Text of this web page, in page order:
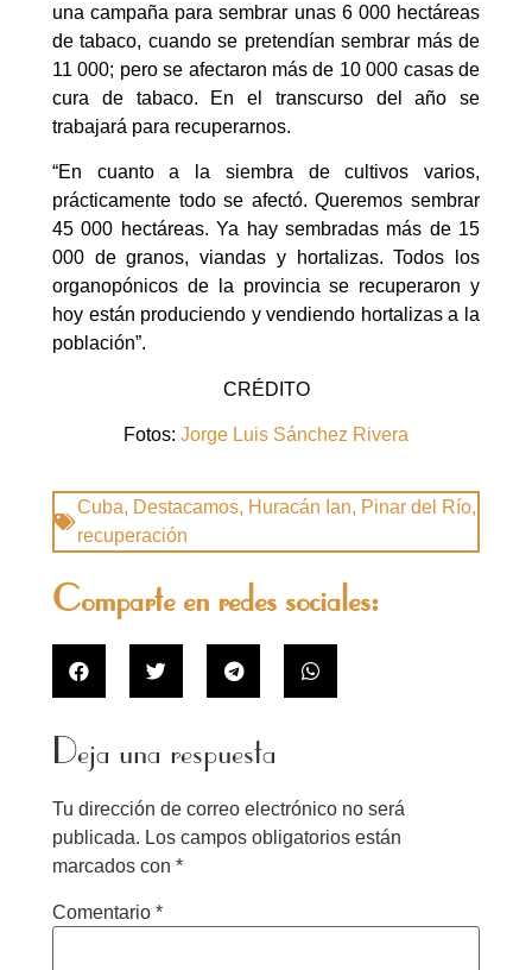
una campaña para sembrar unas 6 000 hectáreas
de tabaco, cuando se pretendían sembrar más de
11 000; pero se afectaron más de 10 000 casas de
cura de tabaco. En el transcurso del año se
trabajará para recuperarnos.
“En cuanto a la siembra de cultivos varios,
prácticamente todo se afectó. Queremos sembrar
45 000 hectáreas. Ya hay sembradas más de 15
000 de granos, viandas y hortalizas. Todos los
organopónicos de la provincia se recuperaron y
hoy están produciendo y vendiendo hortalizas a la
población”.
CRÉDITO
Fotos: Jorge Luis Sánchez Rivera
Cuba, Destacamos, Huracán Ian, Pinar del Río,
recuperación
Comparte en redes sociales:
Deja una respuesta
Tu dirección de correo electrónico no será
publicada. Los campos obligatorios están
marcados con *
Comentario *